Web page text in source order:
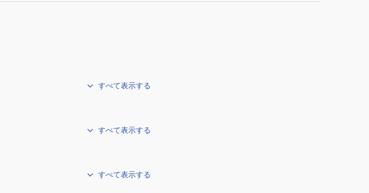
すべて表示する
すべて表示する
すべて表示する